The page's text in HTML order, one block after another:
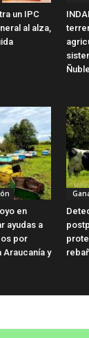
un IPC
al alza,
Ñuble
en
ayudas a
por
Araucanía y